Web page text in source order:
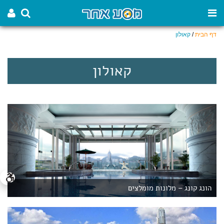
דף הבית/ קאולון
קאולון
הונג קונג – מלונות מומלצים